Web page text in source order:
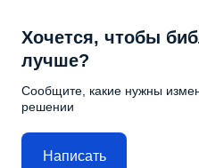
Хочется, чтобы
лучше?
Сообщите, какие нужны
решении
Написать